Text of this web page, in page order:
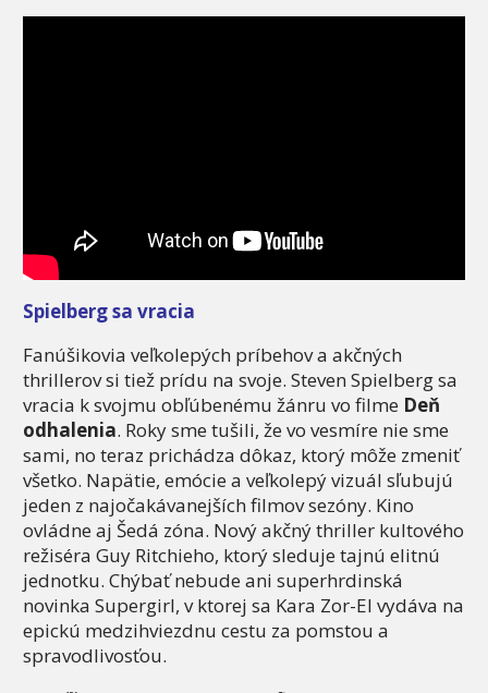
Spielberg sa vracia
Fanúšikovia veľkolepých príbehov a akčných
thrillerov si tiež prídu na svoje. Steven Spielberg sa
vracia k svojmu obľúbenému žánru vo filme Deň
odhalenia. Roky sme tušili, že vo vesmíre nie sme
sami, no teraz prichádza dôkaz, ktorý môže zmeniť
všetko. Napätie, emócie a veľkolepý vizuál sľubujú
jeden z najočakávanejších filmov sezóny. Kino
ovládne aj Šedá zóna. Nový akčný thriller kultového
režiséra Guy Ritchieho, ktorý sleduje tajnú elitnú
jednotku. Chýbať nebude ani superhrdinská
novinka Supergirl, v ktorej sa Kara Zor-El vydáva na
epickú medzihviezdnu cestu za pomstou a
spravodlivosťou.